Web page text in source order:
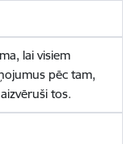
lai visiem
pēc tam,
tos.